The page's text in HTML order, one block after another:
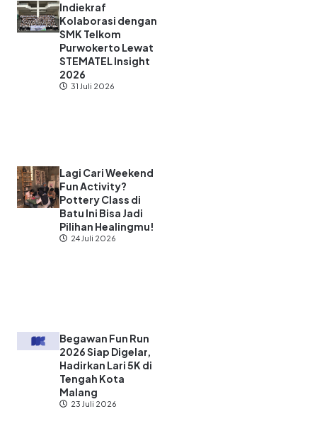
Indiekraf
Kolaborasi dengan
SMK Telkom
Purwokerto Lewat
STEMATEL Insight
2026
31 Juli 2026
Lagi Cari Weekend
Fun Activity?
Pottery Class di
Batu Ini Bisa Jadi
Pilihan Healingmu!
24 Juli 2026
Begawan Fun Run
2026 Siap Digelar,
Hadirkan Lari 5K di
Tengah Kota
Malang
23 Juli 2026